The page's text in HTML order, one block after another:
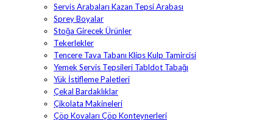
Servis Arabaları Kazan Tepsi Arabası
Sprey Boyalar
Stoğa Girecek Ürünler
Tekerlekler
Tencere Tava Tabanı Klips Kulp Tamircisi
Yemek Servis Tepsileri Tabldot Tabağı
Yük İstifleme Paletleri
Çekal Bardaklıklar
Çikolata Makineleri
Çöp Kovaları Çöp Konteynerleri